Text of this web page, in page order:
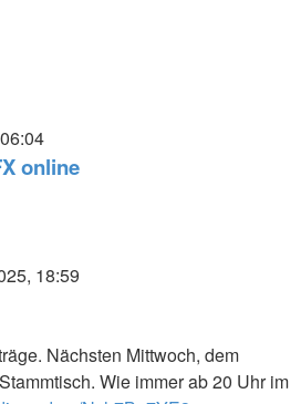
online
18:59
Nächsten Mittwoch, dem
Wie immer ab 20 Uhr im